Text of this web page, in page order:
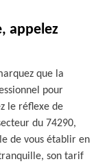
appelez
que la
pour
le réflexe de
du 74290,
de vous établir en
son tarif